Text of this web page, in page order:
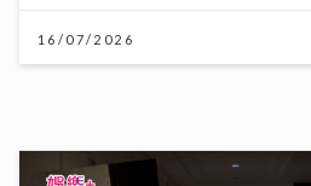
16/07/2026